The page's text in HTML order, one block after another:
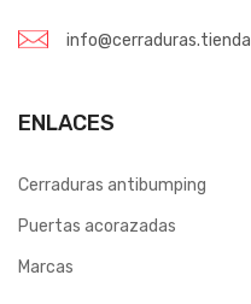
info@cerraduras.tienda
ENLACES
Cerraduras antibumping
Puertas acorazadas
Marcas